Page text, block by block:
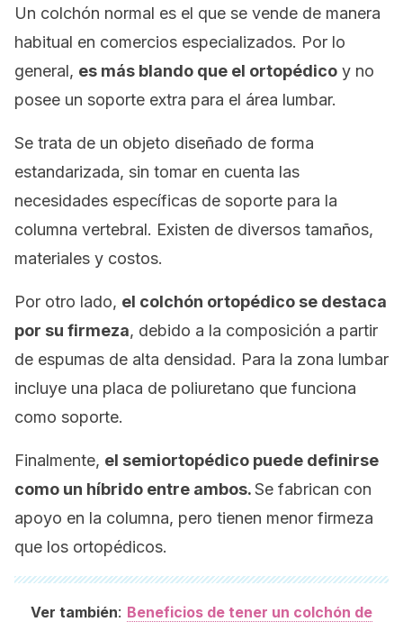
Un colchón normal es el que se vende de manera
habitual en comercios especializados. Por lo
general, es más blando que el ortopédico y no
posee un soporte extra para el área lumbar.
Se trata de un objeto diseñado de forma
estandarizada, sin tomar en cuenta las
necesidades específicas de soporte para la
columna vertebral. Existen de diversos tamaños,
materiales y costos.
Por otro lado, el colchón ortopédico se destaca
por su firmeza, debido a la composición a partir
de espumas de alta densidad. Para la zona lumbar
incluye una placa de poliuretano que funciona
como soporte.
Finalmente, el semiortopédico puede definirse
como un híbrido entre ambos.Se fabrican con
apoyo en la columna, pero tienen menor firmeza
que los ortopédicos.
Ver también: Beneficios de tener un colchón de